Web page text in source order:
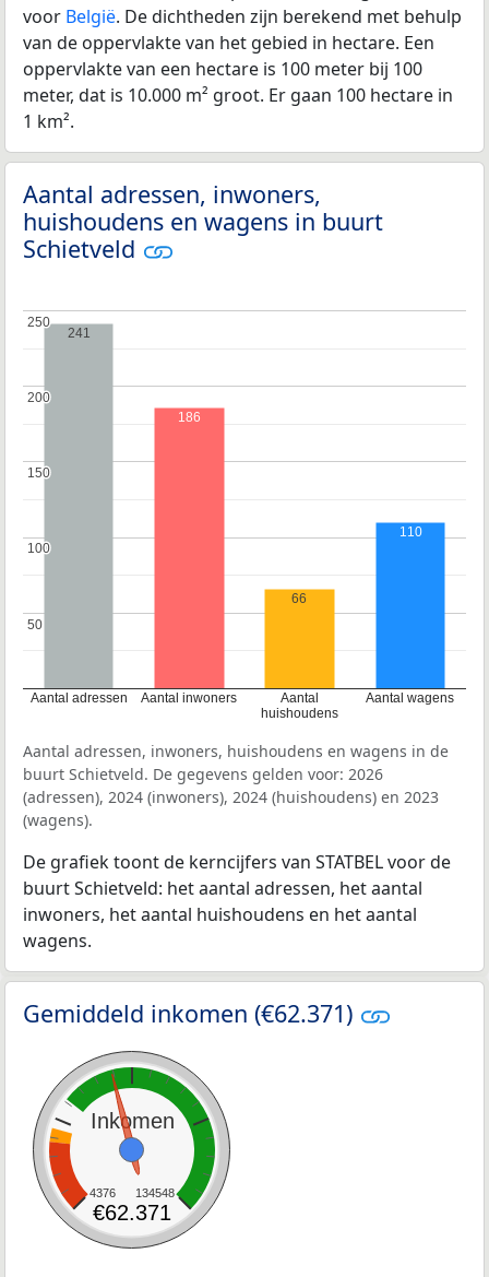
voor België. De dichtheden zijn berekend met behulp
van de oppervlakte van het gebied in hectare. Een
oppervlakte van een hectare is 100 meter bij 100
meter, dat is 10.000 m² groot. Er gaan 100 hectare in
1 km².
Aantal adressen, inwoners,
huishoudens en wagens in buurt
Schietveld
Aantal adressen Aantal inwoners
Aantal
huishoudens
Aantal wagens
50
50
100
100
150
150
200
200
250
250
241
186
66
110
Aantal adressen, inwoners, huishoudens en wagens in de
buurt Schietveld. De gegevens gelden voor: 2026
(adressen), 2024 (inwoners), 2024 (huishoudens) en 2023
(wagens).
De grafiek toont de kerncijfers van STATBEL voor de
buurt Schietveld: het aantal adressen, het aantal
inwoners, het aantal huishoudens en het aantal
wagens.
Gemiddeld inkomen (€62.371)
Inkomen
4376 134548
€62.371